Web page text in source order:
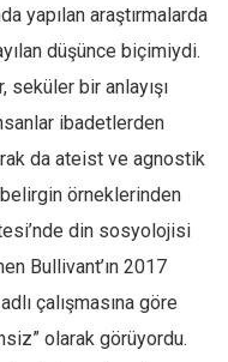
yapılan araştırmalarda
düşünce biçimiydi.
seküler bir anlayışı
ibadetlerden
da ateist ve agnostik
belirgin örneklerinden
din sosyolojisi
Bullivant’ın 2017
çalışmasına göre
olarak görüyordu.